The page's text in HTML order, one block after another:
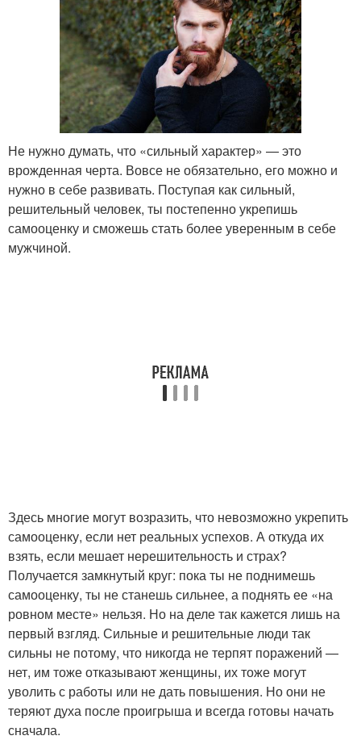
Не нужно думать, что «сильный характер» — это
врожденная черта. Вовсе не обязательно, его можно и
нужно в себе развивать. Поступая как сильный,
решительный человек, ты постепенно укрепишь
самооценку и сможешь стать более уверенным в себе
мужчиной.
Здесь многие могут возразить, что невозможно укрепить
самооценку, если нет реальных успехов. А откуда их
взять, если мешает нерешительность и страх?
Получается замкнутый круг: пока ты не поднимешь
самооценку, ты не станешь сильнее, а поднять ее «на
ровном месте» нельзя. Но на деле так кажется лишь на
первый взгляд. Сильные и решительные люди так
сильны не потому, что никогда не терпят поражений —
нет, им тоже отказывают женщины, их тоже могут
уволить с работы или не дать повышения. Но они не
теряют духа после проигрыша и всегда готовы начать
сначала.